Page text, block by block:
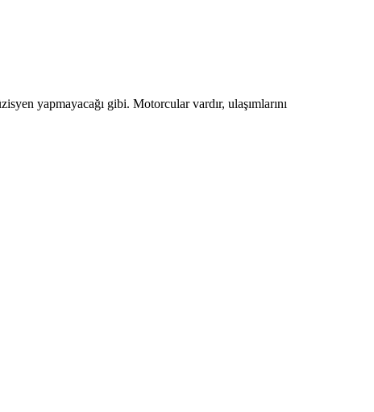
yapmayacağı gibi. Motorcular vardır, ulaşımlarını